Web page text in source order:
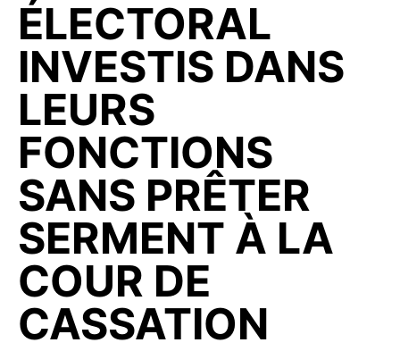
ÉLECTORAL
INVESTIS DANS
LEURS
FONCTIONS
SANS PRÊTER
SERMENT À LA
COUR DE
CASSATION